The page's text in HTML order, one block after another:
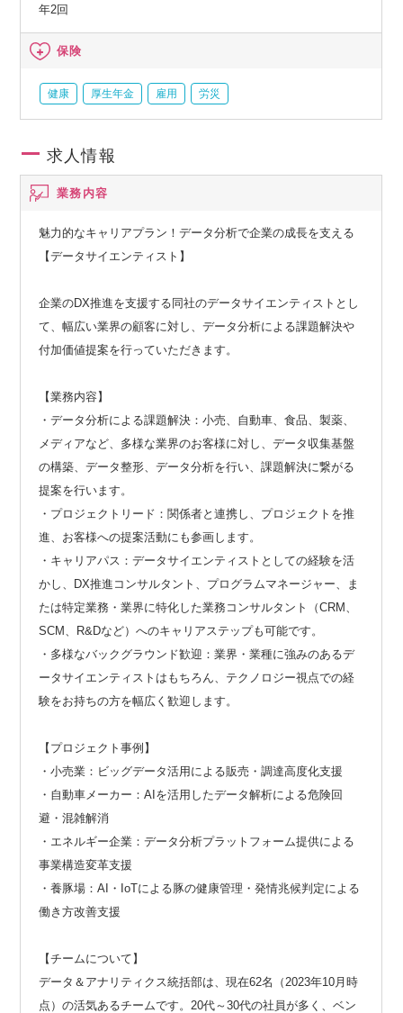
年2回
保険
健康 厚生年金 雇用 労災
求人情報
業務内容
魅力的なキャリアプラン！データ分析で企業の成長を支える
【データサイエンティスト】
企業のDX推進を支援する同社のデータサイエンティストとし
て、幅広い業界の顧客に対し、データ分析による課題解決や
付加価値提案を行っていただきます。
【業務内容】
・データ分析による課題解決：小売、自動車、食品、製薬、
メディアなど、多様な業界のお客様に対し、データ収集基盤
の構築、データ整形、データ分析を行い、課題解決に繋がる
提案を行います。
・プロジェクトリード：関係者と連携し、プロジェクトを推
進、お客様への提案活動にも参画します。
・キャリアパス：データサイエンティストとしての経験を活
かし、DX推進コンサルタント、プログラムマネージャー、ま
たは特定業務・業界に特化した業務コンサルタント（CRM、
SCM、R&Dなど）へのキャリアステップも可能です。
・多様なバックグラウンド歓迎：業界・業種に強みのあるデ
ータサイエンティストはもちろん、テクノロジー視点での経
験をお持ちの方を幅広く歓迎します。
【プロジェクト事例】
・小売業：ビッグデータ活用による販売・調達高度化支援
・自動車メーカー：AIを活用したデータ解析による危険回
避・混雑解消
・エネルギー企業：データ分析プラットフォーム提供による
事業構造変革支援
・養豚場：AI・IoTによる豚の健康管理・発情兆候判定による
働き方改善支援
【チームについて】
データ＆アナリティクス統括部は、現在62名（2023年10月時
点）の活気あるチームです。20代～30代の社員が多く、ベン